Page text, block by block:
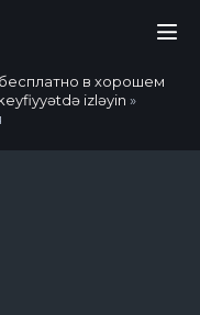
в хорошем
izləyin »